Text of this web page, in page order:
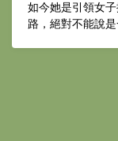
如今她是引領女
路，絕對不能說是